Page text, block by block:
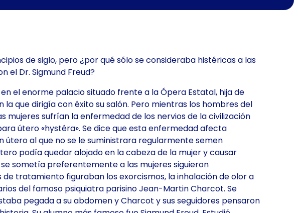
de siglo, pero ¿por qué sólo se consideraba histéricas a las
el Dr. Sigmund Freud?
el enorme palacio situado frente a la Ópera Estatal, hija de
que dirigía con éxito su salón. Pero mientras los hombres del
sufrían la enfermedad de los nervios de la civilización
útero «hystéra». Se dice que esta enfermedad afecta
útero al que no se le suministrara regularmente semen
podía quedar alojado en la cabeza de la mujer y causar
se sometía preferentemente a las mujeres siguieron
tratamiento figuraban los exorcismos, la inhalación de olor a
del famoso psiquiatra parisino Jean-Martin Charcot. Se
pegada a su abdomen y Charcot y sus seguidores pensaron